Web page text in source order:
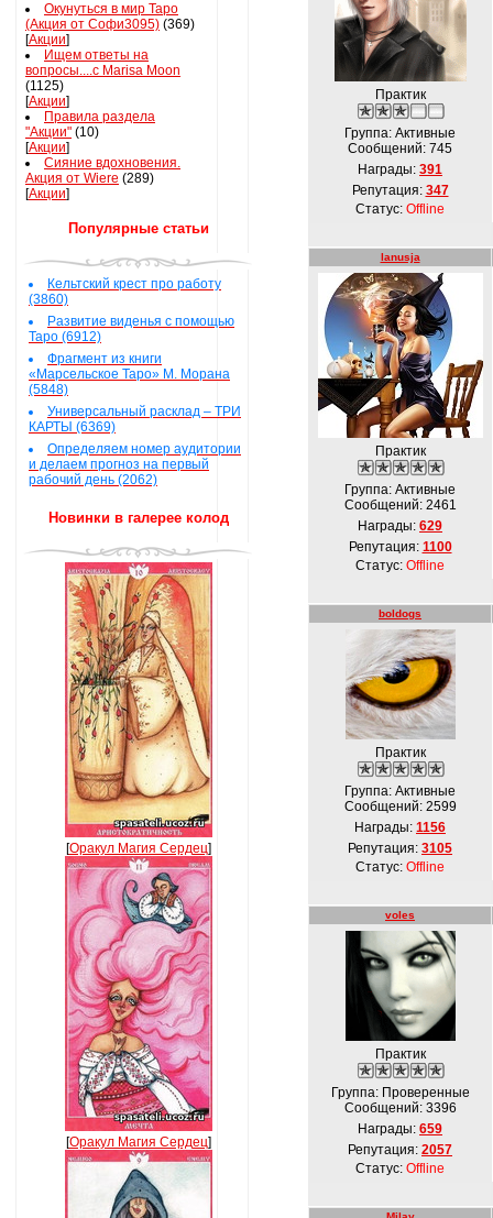
Окунуться в мир Таро
(Акция от Софи3095) (369)
[Акции]
Ищем ответы на
вопросы....с Marisa Moon
(1125)
[Акции]
Правила раздела
"Акции" (10)
[Акции]
Сияние вдохновения.
Акция от Wiere (289)
[Акции]
Популярные статьи
Кельтский крест про работу
(3860)
Развитие виденья с помощью
Таро (6912)
Фрагмент из книги
«Марсельское Таро» М. Морана
(5848)
Универсальный расклад – ТРИ
КАРТЫ (6369)
Определяем номер аудитории
и делаем прогноз на первый
рабочий день (2062)
Новинки в галерее колод
[Оракул Магия Сердец]
[Оракул Магия Сердец]
Практик
Группа: Активные
Сообщений: 745
Награды: 391
Репутация: 347
Статус: Offline
lanusja
Практик
Группа: Активные
Сообщений: 2461
Награды: 629
Репутация: 1100
Статус: Offline
boldogs
Практик
Группа: Активные
Сообщений: 2599
Награды: 1156
Репутация: 3105
Статус: Offline
voles
Практик
Группа: Проверенные
Сообщений: 3396
Награды: 659
Репутация: 2057
Статус: Offline